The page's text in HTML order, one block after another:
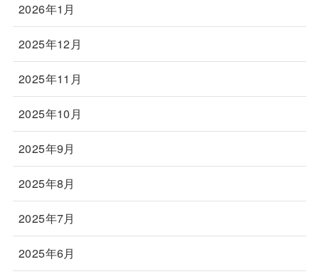
2026年1月
2025年12月
2025年11月
2025年10月
2025年9月
2025年8月
2025年7月
2025年6月